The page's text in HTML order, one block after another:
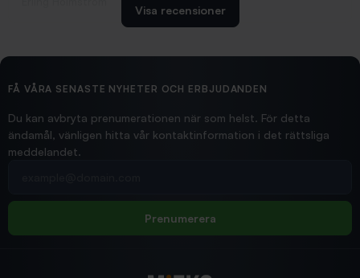
2026/02/19
Hittade exakt vad jag behövde. Snabb och bra...
Visa recensioner
FÅ VÅRA SENASTE NYHETER OCH ERBJUDANDEN
Du kan avbryta prenumerationen när som helst. För detta
ändamål, vänligen hitta vår kontaktinformation i det rättsliga
meddelandet.
Prenumerera